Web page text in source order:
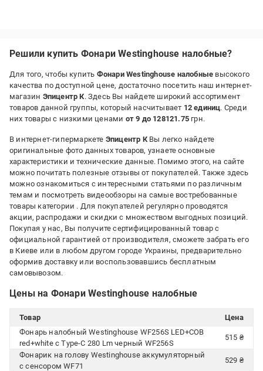
Решили купить Фонари Westinghouse налобные?
Для того, чтобы купить Фонари Westinghouse налобные высокого
качества по доступной цене, достаточно посетить наш интернет-
магазин Эпицентр К. Здесь Вы найдете широкий ассортимент
товаров данной группы, который насчитывает 12 единиц. Среди
них товары с низкими ценами от 9 до 128121.75 грн.
В интернет-гипермаркете Эпицентр КВы легко найдете
оригинальные фото данных товаров, узнаете основные
характеристики и технические данные. Помимо этого, на сайте
можно почитать полезные отзывы от покупателей. Также здесь
можно ознакомиться с интересными статьями по различным
темам и посмотреть видеообзоры на самые востребованные
товары категории . Для покупателей регулярно проводятся
акции, распродажи и скидки с множеством выгодных позиций.
Покупая у нас, Вы получите сертифицированный товар с
официальной гарантией от производителя, сможете забрать его
в Киеве или в любом другом городе Украины, предварительно
оформив доставку или воспользовавшись бесплатным
самовывозом.
Цены на Фонари Westinghouse налобные
Товар
Цена
Фонарь налобный Westinghouse WF256S LED+COB
red+white с Type-C 280 Lm черный WF256S
515 ₴
Фонарик на голову Westinghouse аккумуляторный
с сенсором WF71
529 ₴